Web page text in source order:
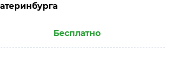
Бесплатно